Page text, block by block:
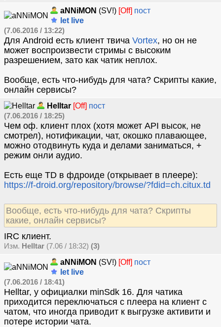
aNNiMON (SV!) [Off] пост
let live
(7.06.2016 / 13:22)
Для Android есть клиент твича Vortex, но он не
может воспроизвести стримы с высоким
разрешением, зато как чатик неплох.
Вообще, есть что-нибудь для чата? Скрипты какие,
онлайн сервисы?
Helltar [Off] пост
(7.06.2016 / 18:25)
Чем оф. клиент плох (хотя может API высок, не
смотрел), нотификации, чат, окошко плавающее,
можно отодвинуть куда и делами заниматься, +
режим онли аудио.
Есть еще TD в фдроиде (открывает в плеере):
https://f-droid.org/repository/browse/?fdid=ch.citux.td
Вообще, есть что-нибудь для чата? Скрипты
какие, онлайн сервисы?
IRC клиент.
Изм. Helltar (7.06 / 18:32) (3)
aNNiMON (SV!) [Off] пост
let live
(7.06.2016 / 18:41)
Helltar, у официалки minSdk 16. Для чатика
приходится переключаться с плеера на клиент с
чатом, что иногда приводит к выгрузке активити и
потере истории чата.